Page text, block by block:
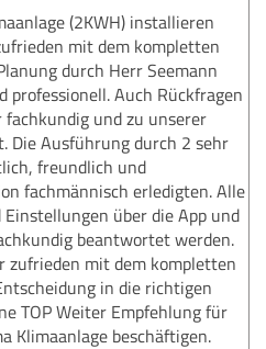
(2KWH) installieren
mit dem kompletten
durch Herr Seemann
Auch Rückfragen
und zu unserer
Die Ausführung durch 2 sehr
freundlich und
fachmännisch erledigten. Alle
über die App und
beantwortet werden.
zufrieden mit dem kompletten
in die richtigen
TOP Weiter Empfehlung für
Klimaanlage beschäftigen.